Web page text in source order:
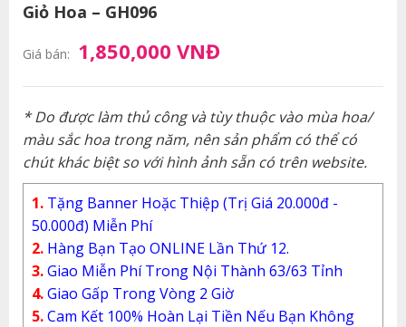
Giỏ Hoa – GH096
Giá bán: 1,850,000 VNĐ
* Do được làm thủ công và tùy thuộc vào mùa hoa/
màu sắc hoa trong năm, nên sản phẩm có thể có
chút khác biệt so với hình ảnh sẵn có trên website.
1. Tặng Banner Hoặc Thiệp (Trị Giá 20.000đ -
50.000đ) Miễn Phí
2. Hàng Bạn Tạo ONLINE Lần Thứ 12.
3.Giao Miễn Phí Trong Nội Thành 63/63 Tỉnh
4.Giao Gấp Trong Vòng 2 Giờ
5.Cam Kết 100% Hoàn Lại Tiền Nếu Bạn Không